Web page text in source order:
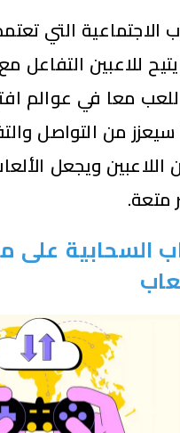
الاجتماعية التي
للاعبين التفاعل مع
معا في عوالم
من التواصل
اللاعبين ويجعل
متعة.
السحابية